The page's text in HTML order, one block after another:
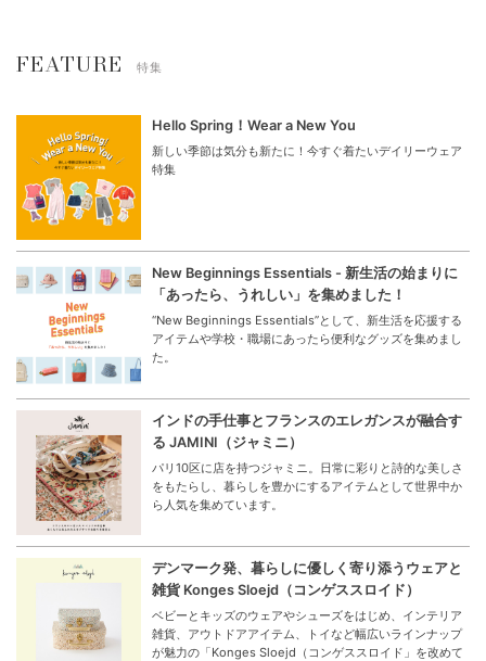
FEATURE 特集
Hello Spring！Wear a New You
新しい季節は気分も新たに！今すぐ着たいデイリーウェア
特集
New Beginnings Essentials - 新生活の始まりに
「あったら、うれしい」を集めました！
“New Beginnings Essentials”として、新生活を応援する
アイテムや学校・職場にあったら便利なグッズを集めまし
た。
インドの手仕事とフランスのエレガンスが融合す
る JAMINI（ジャミニ）
パリ10区に店を持つジャミニ。日常に彩りと詩的な美しさ
をもたらし、暮らしを豊かにするアイテムとして世界中か
ら人気を集めています。
デンマーク発、暮らしに優しく寄り添うウェアと
雑貨 Konges Sloejd（コンゲススロイド）
ベビーとキッズのウェアやシューズをはじめ、インテリア
雑貨、アウトドアアイテム、トイなど幅広いラインナップ
が魅力の「Konges Sloejd（コンゲススロイド」を改めて